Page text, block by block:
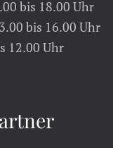
bis 18.00 Uhr
bis 16.00 Uhr
12.00 Uhr